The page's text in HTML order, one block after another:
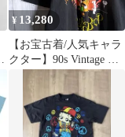
¥ 13,280
【お宝古着/人気キャラ
クター】90s Vintage 古
着 BETTY BOOP T-
ラダンス ヤシの木 キャ
ラクター ブラック 半袖
Tシャツ 古着 #Q1954